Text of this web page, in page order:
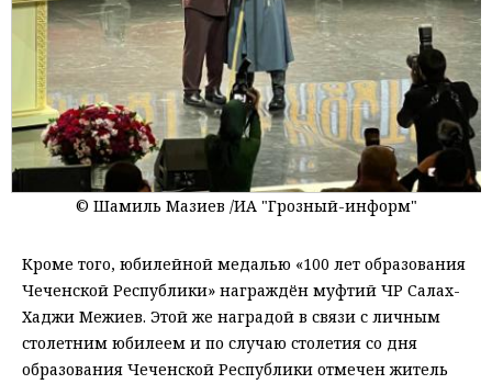
© Шамиль Мазиев /ИА "Грозный-информ"
Кроме того, юбилейной медалью «100 лет образования
Чеченской Республики» награждён муфтий ЧР Салах-
Хаджи Межиев. Этой же наградой в связи с личным
столетним юбилеем и по случаю столетия со дня
образования Чеченской Республики отмечен житель